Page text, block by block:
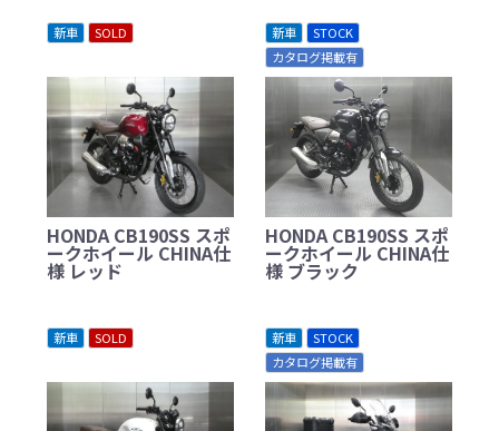
新車 SOLD
HONDA CB190SS スポ
ークホイール CHINA仕
様 レッド
新車
STOCK
カタログ掲載有
HONDA CB190SS スポ
ークホイール CHINA仕
様 ブラック
新車 SOLD 新車
STOCK
カタログ掲載有